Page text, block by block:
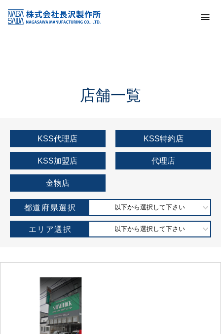
KSS加盟店・取扱店情報
店舗一覧
店舗一覧
KSS代理店 KSS特約店
KSS加盟店 代理店
金物店
都道府県選択 以下から選択して下さい
エリア選択 以下から選択して下さい